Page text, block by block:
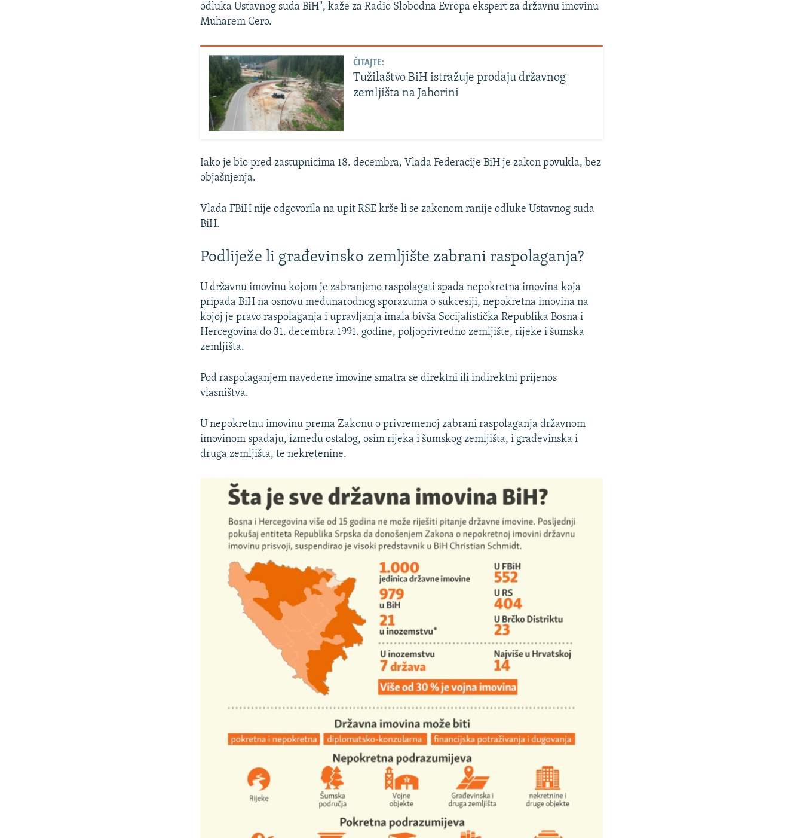
odluka Ustavnog suda BiH", kaže za Radio Slobodna Evropa ekspert za državnu imovinu
Muharem Cero.
ČITAJTE:
Tužilaštvo BiH istražuje prodaju državnog
zemljišta na Jahorini
Iako je bio pred zastupnicima 18. decembra, Vlada Federacije BiH je zakon povukla, bez
objašnjenja.
Vlada FBiH nije odgovorila na upit RSE krše li se zakonom ranije odluke Ustavnog suda
BiH.
Podliježe li građevinsko zemljište zabrani raspolaganja?
U državnu imovinu kojom je zabranjeno raspolagati spada nepokretna imovina koja
pripada BiH na osnovu međunarodnog sporazuma o sukcesiji, nepokretna imovina na
kojoj je pravo raspolaganja i upravljanja imala bivša Socijalistička Republika Bosna i
Hercegovina do 31. decembra 1991. godine, poljoprivredno zemljište, rijeke i šumska
zemljišta.
Pod raspolaganjem navedene imovine smatra se direktni ili indirektni prijenos
vlasništva.
U nepokretnu imovinu prema Zakonu o privremenoj zabrani raspolaganja državnom
imovinom spadaju, između ostalog, osim rijeka i šumskog zemljišta, i građevinska i
druga zemljišta, te nekretenine.